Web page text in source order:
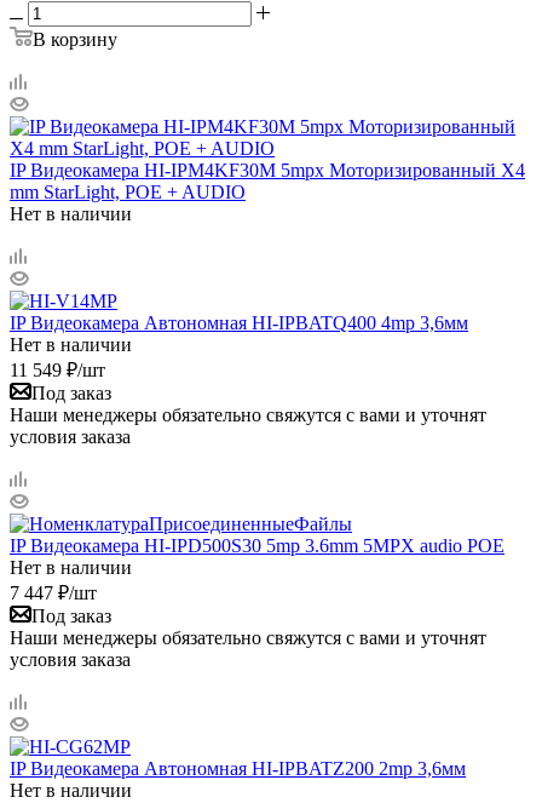
В корзину
IP Видеокамера HI-IPM4KF30M 5mpx Mоторизированный X4
mm StarLight, POE + AUDIO
Нет в наличии
IP Видеокамера Автономная HI-IPBATQ400 4mp 3,6мм
Нет в наличии
11 549 ₽/шт
Под заказ
Наши менеджеры обязательно свяжутся с вами и уточнят
условия заказа
IP Видеокамера HI-IPD500S30 5mp 3.6mm 5MPX audio POE
Нет в наличии
7 447 ₽/шт
Под заказ
Наши менеджеры обязательно свяжутся с вами и уточнят
условия заказа
IP Видеокамера Автономная HI-IPBATZ200 2mp 3,6мм
Нет в наличии